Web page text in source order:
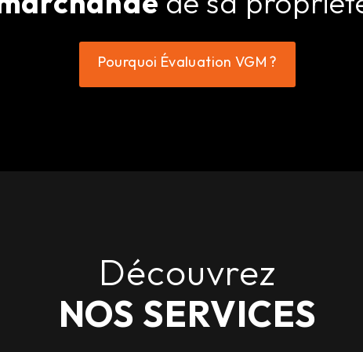
Pourquoi Évaluation VGM ?
Découvrez
NOS SERVICES